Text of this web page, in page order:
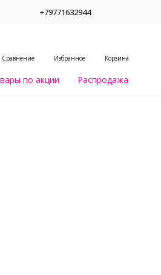
+79771632944
Сравнение Избранное Корзина
по акции Распродажа